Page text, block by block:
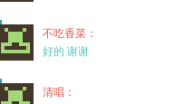
不吃香菜：
好的 谢谢
清唱：